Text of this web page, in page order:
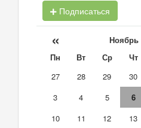
Подписаться
« Ноябрь
Пн Вт Ср Чт
27
28 29 30
3
4 5 6
10
11 12 13